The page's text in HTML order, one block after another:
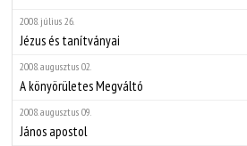
2008. július 26.
Jézus és tanítványai
2008. augusztus 02.
A könyörületes Megváltó
2008. augusztus 09.
János apostol